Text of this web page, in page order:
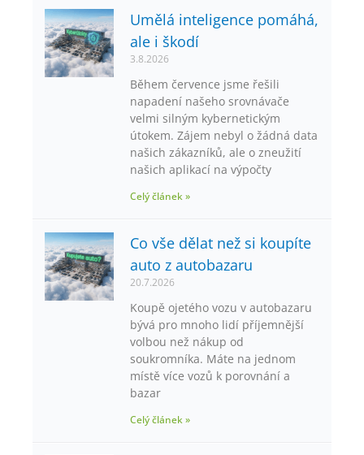
Umělá inteligence pomáhá,
ale i škodí
3.8.2026
Během července jsme řešili
napadení našeho srovnávače
velmi silným kybernetickým
útokem. Zájem nebyl o žádná data
našich zákazníků, ale o zneužití
našich aplikací na výpočty
Celý článek »
Co vše dělat než si koupíte
auto z autobazaru
20.7.2026
Koupě ojetého vozu v autobazaru
bývá pro mnoho lidí příjemnější
volbou než nákup od
soukromníka. Máte na jednom
místě více vozů k porovnání a
bazar
Celý článek »